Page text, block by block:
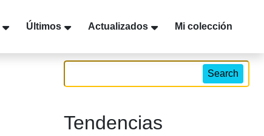
Últimos Actualizados Mi colección
Search
Tendencias